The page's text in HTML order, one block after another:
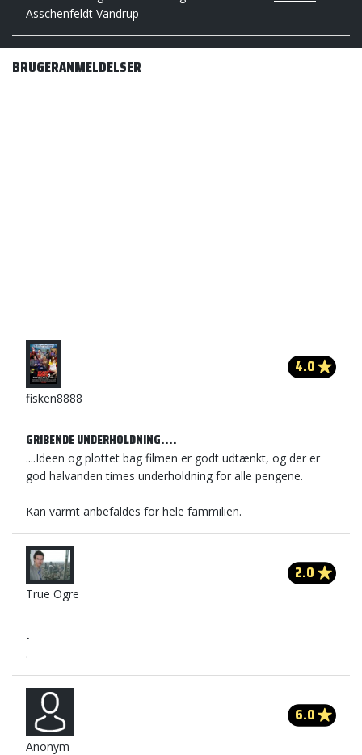
Asschenfeldt Vandrup
BRUGERANMELDELSER
fisken8888
4.0
GRIBENDE UNDERHOLDNING....
....Ideen og plottet bag filmen er godt udtænkt, og der er
god halvanden times underholdning for alle pengene.
Kan varmt anbefaldes for hele fammilien.
True Ogre
2.0
.
.
Anonym
6.0